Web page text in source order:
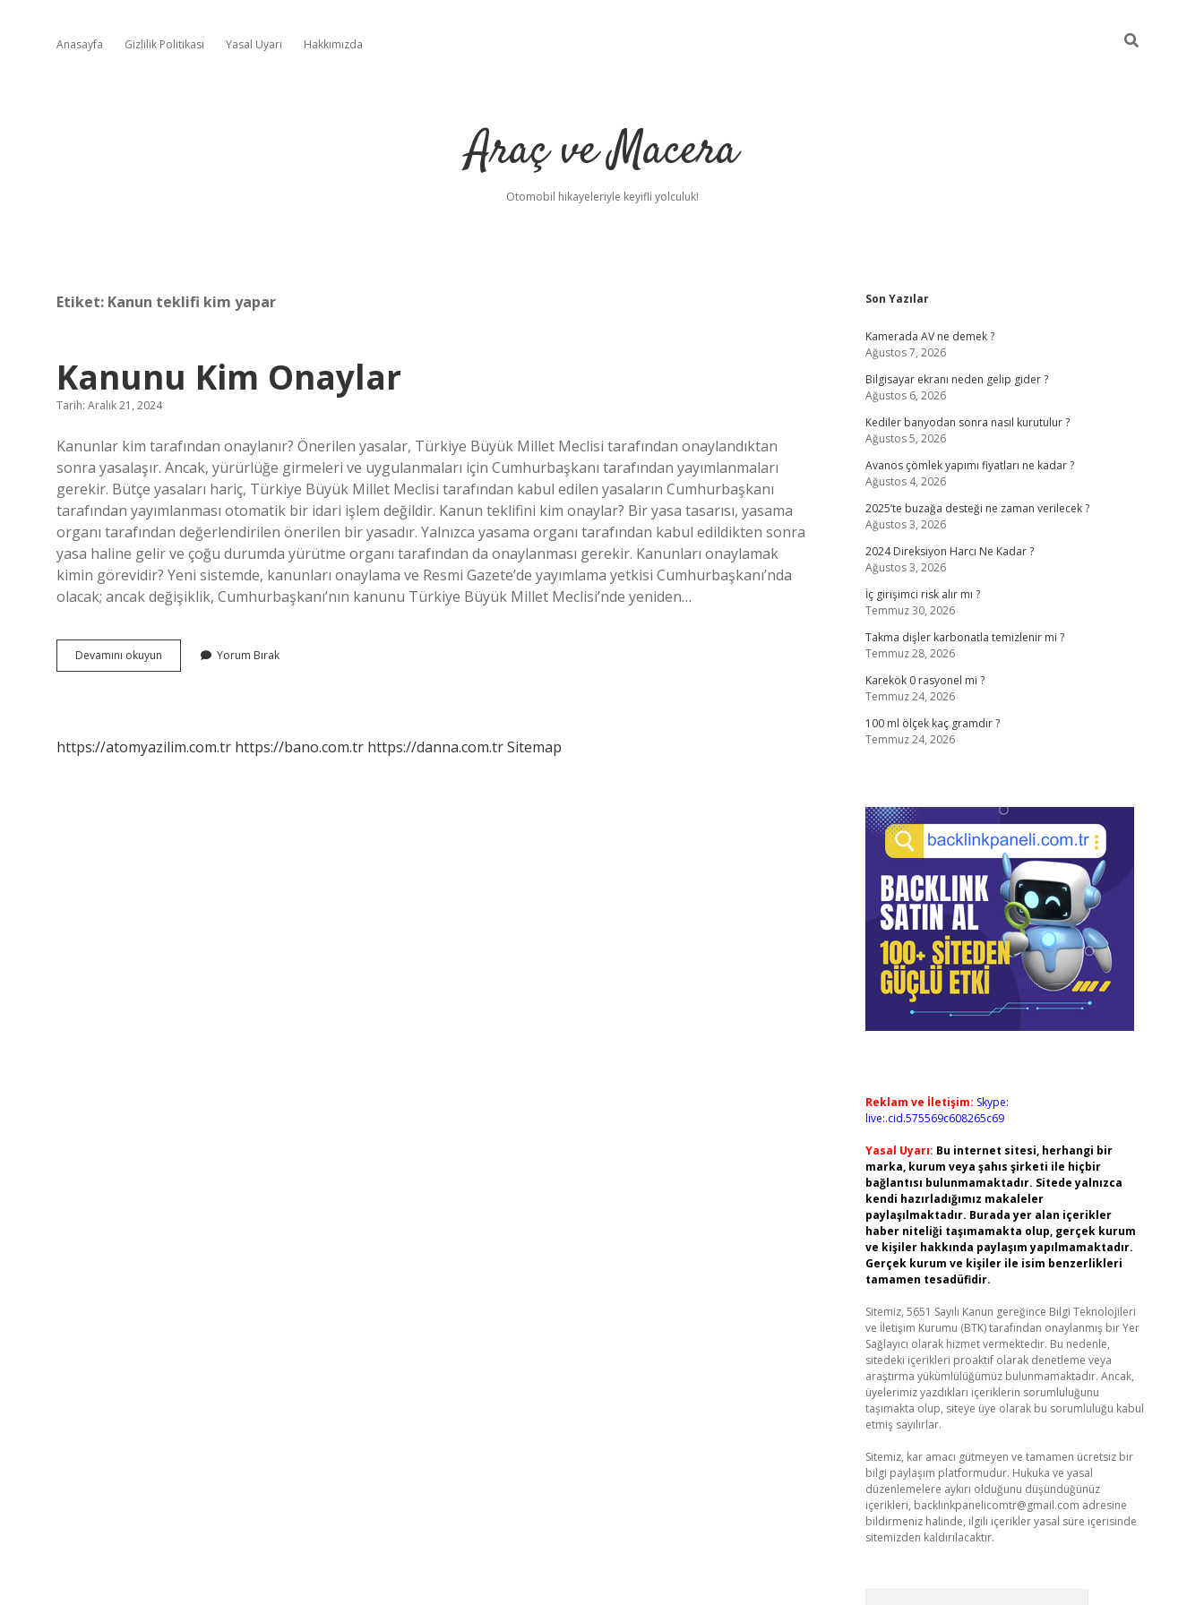
Anasayfa Gizlilik Politikası Yasal Uyarı Hakkımızda
Araç ve Macera
Otomobil hikayeleriyle keyifli yolculuk!
Etiket: Kanun teklifi kim yapar
Kanunu Kim Onaylar
Tarih: Aralık 21, 2024
Kanunlar kim tarafından onaylanır? Önerilen yasalar, Türkiye Büyük Millet Meclisi tarafından onaylandıktan
sonra yasalaşır. Ancak, yürürlüğe girmeleri ve uygulanmaları için Cumhurbaşkanı tarafından yayımlanmaları
gerekir. Bütçe yasaları hariç, Türkiye Büyük Millet Meclisi tarafından kabul edilen yasaların Cumhurbaşkanı
tarafından yayımlanması otomatik bir idari işlem değildir. Kanun teklifini kim onaylar? Bir yasa tasarısı, yasama
organı tarafından değerlendirilen önerilen bir yasadır. Yalnızca yasama organı tarafından kabul edildikten sonra
yasa haline gelir ve çoğu durumda yürütme organı tarafından da onaylanması gerekir. Kanunları onaylamak
kimin görevidir? Yeni sistemde, kanunları onaylama ve Resmi Gazete’de yayımlama yetkisi Cumhurbaşkanı’nda
olacak; ancak değişiklik, Cumhurbaşkanı’nın kanunu Türkiye Büyük Millet Meclisi’nde yeniden…
Devamını okuyun
Kim
Yorum Bırak
https://atomyazilim.com.tr https://bano.com.tr https://danna.com.trSitemap
Sidebar
Son Yazılar
Kamerada AV ne demek ?
Ağustos 7, 2026
Bilgisayar ekranı neden gelip gider ?
Ağustos 6, 2026
Kediler banyodan sonra nasıl kurutulur ?
Ağustos 5, 2026
Avanos çömlek yapımı fiyatları ne kadar ?
Ağustos 4, 2026
2025’te buzağa desteği ne zaman verilecek ?
Ağustos 3, 2026
2024 Direksiyon Harcı Ne Kadar ?
Ağustos 3, 2026
İç girişimci risk alır mı ?
Temmuz 30, 2026
Takma dişler karbonatla temizlenir mi ?
Temmuz 28, 2026
Karekök 0 rasyonel mi ?
Temmuz 24, 2026
100 ml ölçek kaç gramdır ?
Temmuz 24, 2026
Reklam ve İletişim: Skype:
live:.cid.575569c608265c69
Yasal Uyarı: Bu internet sitesi, herhangi bir
marka, kurum veya şahıs şirketi ile hiçbir
bağlantısı bulunmamaktadır. Sitede yalnızca
kendi hazırladığımız makaleler
paylaşılmaktadır. Burada yer alan içerikler
haber niteliği taşımamakta olup, gerçek kurum
ve kişiler hakkında paylaşım yapılmamaktadır.
Gerçek kurum ve kişiler ile isim benzerlikleri
tamamen tesadüfidir.
Sitemiz, 5651 Sayılı Kanun gereğince Bilgi Teknolojileri
ve İletişim Kurumu (BTK) tarafından onaylanmış bir Yer
Sağlayıcı olarak hizmet vermektedir. Bu nedenle,
sitedeki içerikleri proaktif olarak denetleme veya
araştırma yükümlülüğümüz bulunmamaktadır. Ancak,
üyelerimiz yazdıkları içeriklerin sorumluluğunu
taşımakta olup, siteye üye olarak bu sorumluluğu kabul
etmiş sayılırlar.
Sitemiz, kar amacı gütmeyen ve tamamen ücretsiz bir
bilgi paylaşım platformudur. Hukuka ve yasal
düzenlemelere aykırı olduğunu düşündüğünüz
içerikleri, backlinkpanelicomtr@gmail.com adresine
bildirmeniz halinde, ilgili içerikler yasal süre içerisinde
sitemizden kaldırılacaktır.